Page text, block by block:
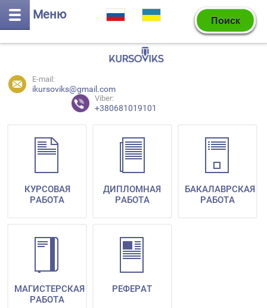
Меню
E-mail:
ikursoviks@gmail.com
Viber:
+380681019101
КУРСОВАЯ
РАБОТА
ДИПЛОМНАЯ
РАБОТА
БАКАЛАВРСКАЯ
РАБОТА
МАГИСТЕРСКАЯ
РАБОТА
РЕФЕРАТ